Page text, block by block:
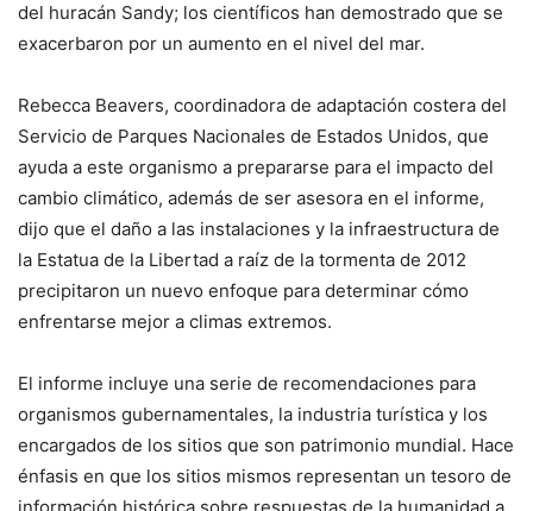
del huracán Sandy; los científicos han demostrado que se
exacerbaron por un aumento en el nivel del mar.
Rebecca Beavers, coordinadora de adaptación costera del
Servicio de Parques Nacionales de Estados Unidos, que
ayuda a este organismo a prepararse para el impacto del
cambio climático, además de ser asesora en el informe,
dijo que el daño a las instalaciones y la infraestructura de
la Estatua de la Libertad a raíz de la tormenta de 2012
precipitaron un nuevo enfoque para determinar cómo
enfrentarse mejor a climas extremos.
El informe incluye una serie de recomendaciones para
organismos gubernamentales, la industria turística y los
encargados de los sitios que son patrimonio mundial. Hace
énfasis en que los sitios mismos representan un tesoro de